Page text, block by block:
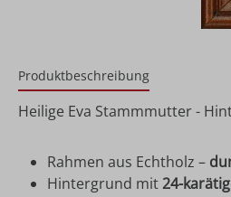
Produktbeschreibung
Heilige Eva Stammmutter -
Rahmen aus Echtholz –
Hintergrund mit24-